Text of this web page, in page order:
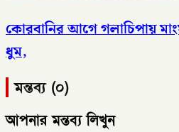
কোরবানির আগে গলাচিপায় মাংস
ধুম,
মন্তব্য (০)
আপনার মন্তব্য লিখুন